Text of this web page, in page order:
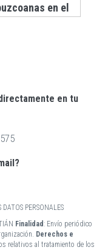
en el
en tu
PERSONALES
Finalidad : Envío periódico
Derechos e
relativos al tratamiento de los